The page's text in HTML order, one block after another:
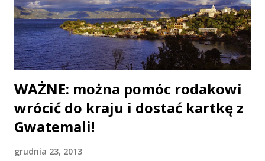
dotrzeć, potrzeba pewnej wiedzy, niemniej nie jest to jakaś
wiedza tajemna. Taką wiedzę zdobywa się – jak wszystkie
najfajniejsze rzeczy w nieplanowanych podróżach – na
drodze przypadku. Ostrzegam, że tekst będzie dłu...
WAŻNE: można pomóc rodakowi
wrócić do kraju i dostać kartkę z
Gwatemali!
grudnia 23, 2013